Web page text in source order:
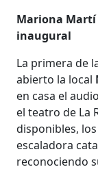
Mariona Martí
inaugural
La primera de
abierto la local
en casa el
el teatro de La
disponibles,
escaladora
reconociendo